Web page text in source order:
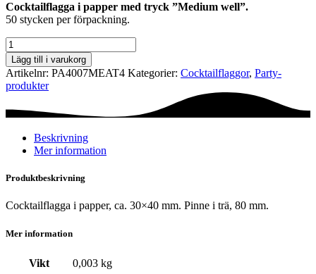
Cocktailflagga i papper med tryck ”Medium well”.
50 stycken per förpackning.
Cocktailflagga
-
Medium
well
mängd
Lägg till i varukorg
Artikelnr: PA4007MEAT4 Kategorier: Cocktail­flaggor, Party­­
produkter
Beskrivning
Mer information
Produktbeskrivning
Cocktailflagga i papper, ca. 30×40 mm. Pinne i trä, 80 mm.
Mer information
Vikt 0,003 kg